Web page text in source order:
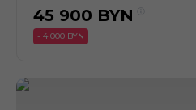
45 900 BYN
- 4 000 BYN